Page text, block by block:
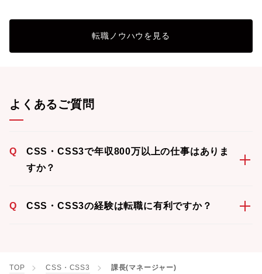
転職ノウハウを見る
よくあるご質問
Q
CSS・CSS3で年収800万以上の仕事はありま
すか？
Q CSS・CSS3の経験は転職に有利ですか？
TOP CSS・CSS3 課長(マネージャー)